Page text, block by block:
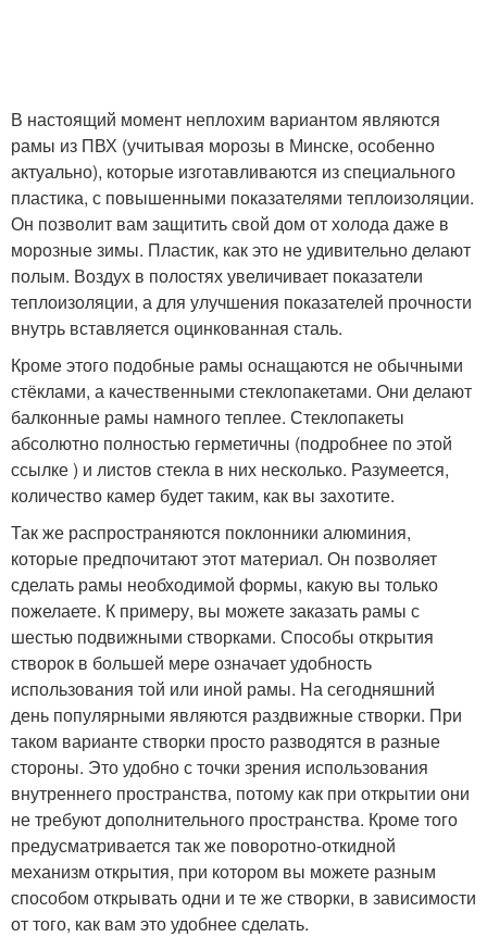
В настоящий момент неплохим вариантом являются
рамы из ПВХ (учитывая морозы в Минске, особенно
актуально), которые изготавливаются из специального
пластика, с повышенными показателями теплоизоляции.
Он позволит вам защитить свой дом от холода даже в
морозные зимы. Пластик, как это не удивительно делают
полым. Воздух в полостях увеличивает показатели
теплоизоляции, а для улучшения показателей прочности
внутрь вставляется оцинкованная сталь.
Кроме этого подобные рамы оснащаются не обычными
стёклами, а качественными стеклопакетами. Они делают
балконные рамы намного теплее. Стеклопакеты
абсолютно полностью герметичны (подробнее по этой
ссылке ) и листов стекла в них несколько. Разумеется,
количество камер будет таким, как вы захотите.
Так же распространяются поклонники алюминия,
которые предпочитают этот материал. Он позволяет
сделать рамы необходимой формы, какую вы только
пожелаете. К примеру, вы можете заказать рамы с
шестью подвижными створками. Способы открытия
створок в большей мере означает удобность
использования той или иной рамы. На сегодняшний
день популярными являются раздвижные створки. При
таком варианте створки просто разводятся в разные
стороны. Это удобно с точки зрения использования
внутреннего пространства, потому как при открытии они
не требуют дополнительного пространства. Кроме того
предусматривается так же поворотно-откидной
механизм открытия, при котором вы можете разным
способом открывать одни и те же створки, в зависимости
от того, как вам это удобнее сделать.